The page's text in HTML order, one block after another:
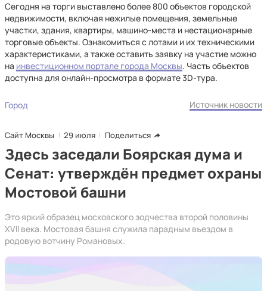
Сегодня на торги выставлено более 800 объектов городской
недвижимости, включая нежилые помещения, земельные
участки, здания, квартиры, машино-места и нестационарные
торговые объекты. Ознакомиться с лотами и их техническими
характеристиками, а также оставить заявку на участие можно
на инвестиционном портале города Москвы. Часть объектов
доступна для онлайн-просмотра в формате 3D-тура.
Город Источник новости
Сайт Москвы 29 июля Поделиться
Здесь заседали Боярская дума и
Сенат: утверждён предмет охраны
Мостовой башни
Это яркий образец московского зодчества второй половины
XVII века. Мостовая башня служила парадным въездом в
родовую вотчину Романовых.